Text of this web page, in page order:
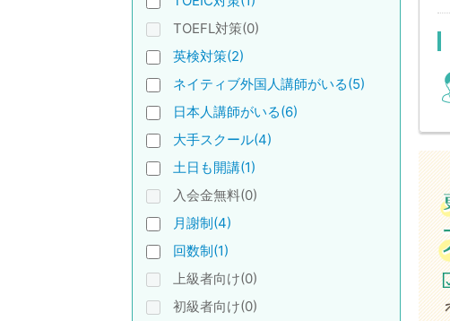
TOEFL対策(0)
英検対策(2)
ネイティブ外国人講師がいる(5)
日本人講師がいる(6)
大手スクール(4)
土日も開講(1)
入会金無料(0)
月謝制(4)
回数制(1)
上級者向け(0)
初級者向け(0)